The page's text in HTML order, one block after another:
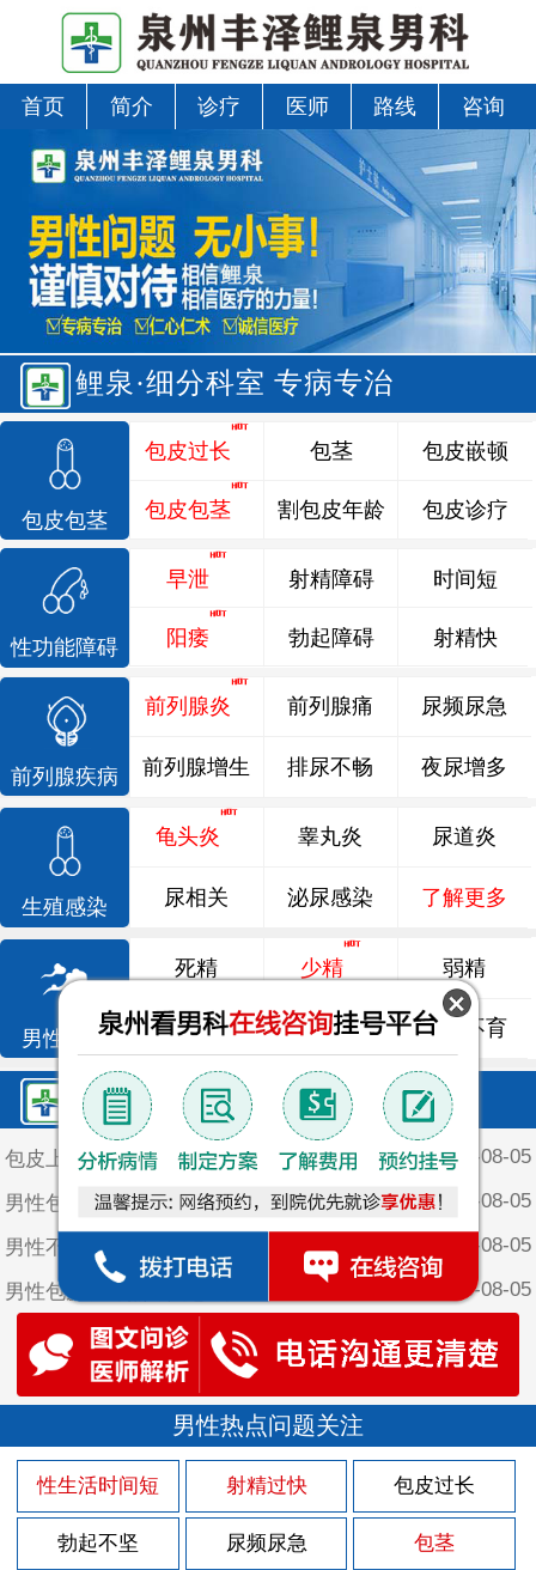
首页 简介 诊疗 医师 路线 咨询
鲤泉·细分科室 专病专治
包皮包茎
包皮过长
包皮包茎
包茎
割包皮年龄
包皮嵌顿
包皮诊疗
性功能障碍
早泄
阳痿
射精障碍
勃起障碍
时间短
射精快
前列腺疾病
前列腺炎 前列腺痛 尿频尿急
前列腺增生 排尿不畅 夜尿增多
生殖感染
龟头炎 睾丸炎 尿道炎
尿相关 泌尿感染 了解更多
男性不育
死精 少精 弱精
精液异常 精子畸形 男性不育
鲤泉·最新文章
包皮上长个红颗粒 2026-08-05
男性包皮有什么危害 2026-08-05
男性不割包皮会咋样 2026-08-05
2026-08-05
男性不割包皮的坏处 2026-08-05
男性包皮长为什么会影响夫妻生活
包皮上长一堆小疙瘩
包皮上有红色的斑块 2026-07-30
男人该怎样做好前列腺炎的护理 2026-07-29
男人得了前列腺炎有什么征兆？ 2026-07-29
男性热点问题关注
性生活时间短 射精过快 包皮过长
勃起不坚 尿频尿急 包茎